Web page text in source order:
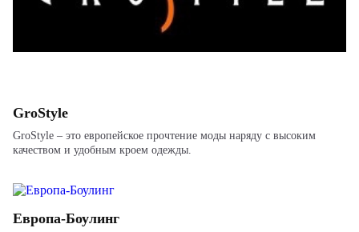
GroStyle
GroStyle – это европейское прочтение моды наряду с высоким
качеством и удобным кроем одежды.
Европа-Боулинг